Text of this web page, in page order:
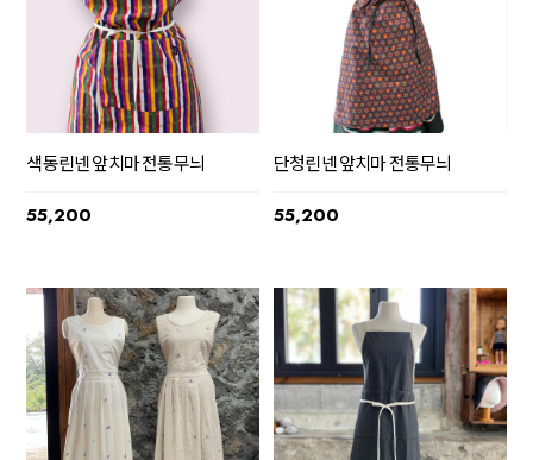
색동린넨 앞치마 전통무늬
55,200
단청린넨 앞치마 전통무늬
55,200